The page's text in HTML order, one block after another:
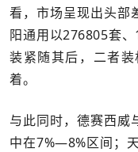
看，市场呈现出头部
阳通用以276805套
装紧随其后，二者
着。
与此同时，德赛西威
中在7%—8%区间；